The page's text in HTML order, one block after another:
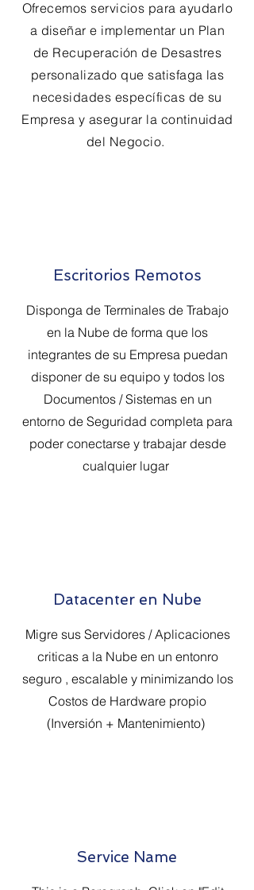
Ofrecemos servicios para ayudarlo
a diseñar e implementar un Plan
de Recuperación de Desastres
personalizado que satisfaga las
necesidades específicas de su
Empresa y asegurar la continuidad
del Negocio.
Escritorios Remotos
Disponga de Terminales de Trabajo
en la Nube de forma que los
integrantes de su Empresa puedan
disponer de su equipo y todos los
Documentos / Sistemas en un
entorno de Seguridad completa para
poder conectarse y trabajar desde
cualquier lugar
Datacenter en Nube
Migre sus Servidores / Aplicaciones
criticas a la Nube en un entonro
seguro , escalable y minimizando los
Costos de Hardware propio
(Inversión + Mantenimiento)
Service Name